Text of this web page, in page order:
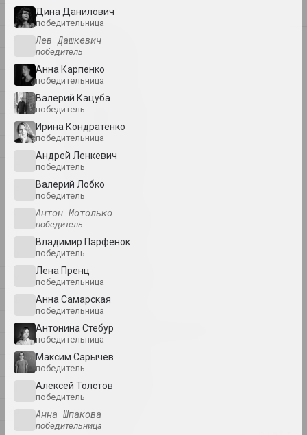
З
Л
М
Н
О
Х
Ц
Ч
А
Дина Данилович
победительница
Лев Дашкевич
победитель
Анна Карпенко
победительница
Валерий Кацуба
победитель
Ирина Кондратенко
победительница
Андрей Ленкевич
победитель
Валерий Лобко
победитель
Антон Мотолько
победитель
Владимир Парфенок
победитель
Лена Пренц
победительница
Анна Самарская
победительница
Антонина Стебур
победительница
Максим Сарычев
победитель
Алексей Толстов
победитель
Анна Шпакова
победительница